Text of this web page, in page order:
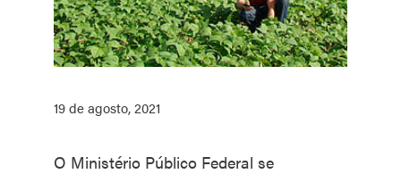
19 de agosto, 2021
O Ministério Público Federal se